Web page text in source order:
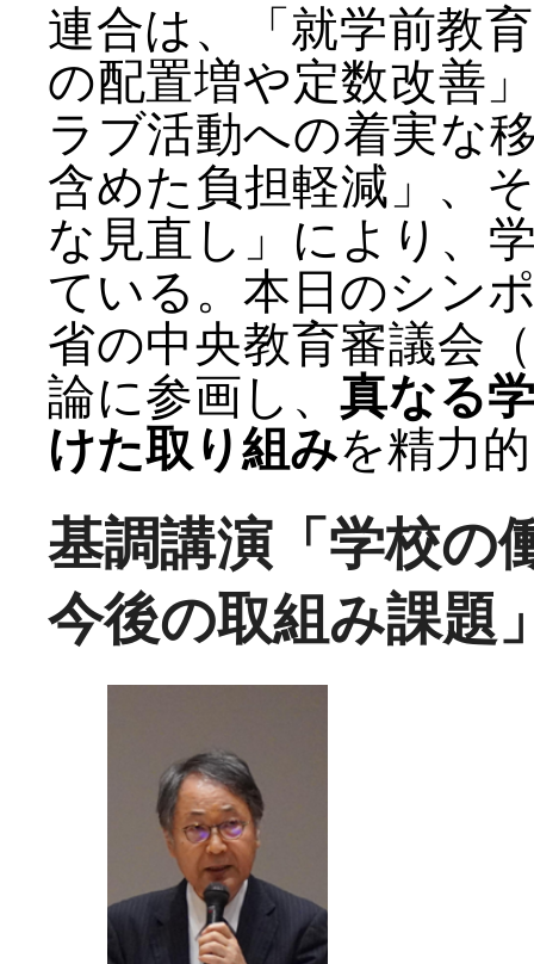
連合は、「就学前教
の配置増や定数改善
ラブ活動への着実な
含めた負担軽減」、
な見直し」により、
ている。本日のシン
省の中央教育審議会
論に参画し、真なる
けた取り組みを精力
基調講演「学校の
今後の取組み課題